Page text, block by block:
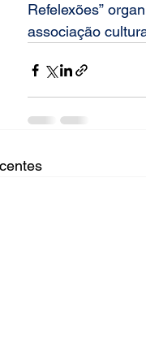
Refelexões”
associação